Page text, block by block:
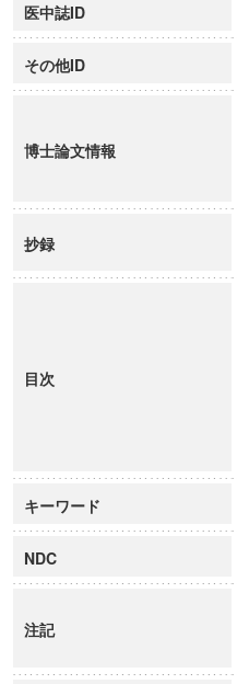
医中誌ID
その他ID
博士論文情報
抄録
目次
キーワード
NDC
注記